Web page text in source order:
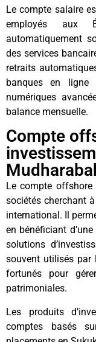
Le compte salaire
employés aux
automatiquement
des services
retraits
banques en ligne
numériques
balance mensuelle.
Compte
Le compte offshore
sociétés cherchant
international. Il
en bénéficiant
solutions
souvent utilisés par
fortunés pour
patrimoniales.
Les produits
comptes basés